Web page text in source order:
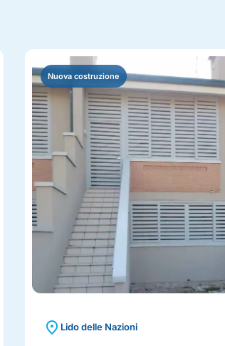
Nuova costruzione
location_on Lido delle Nazioni